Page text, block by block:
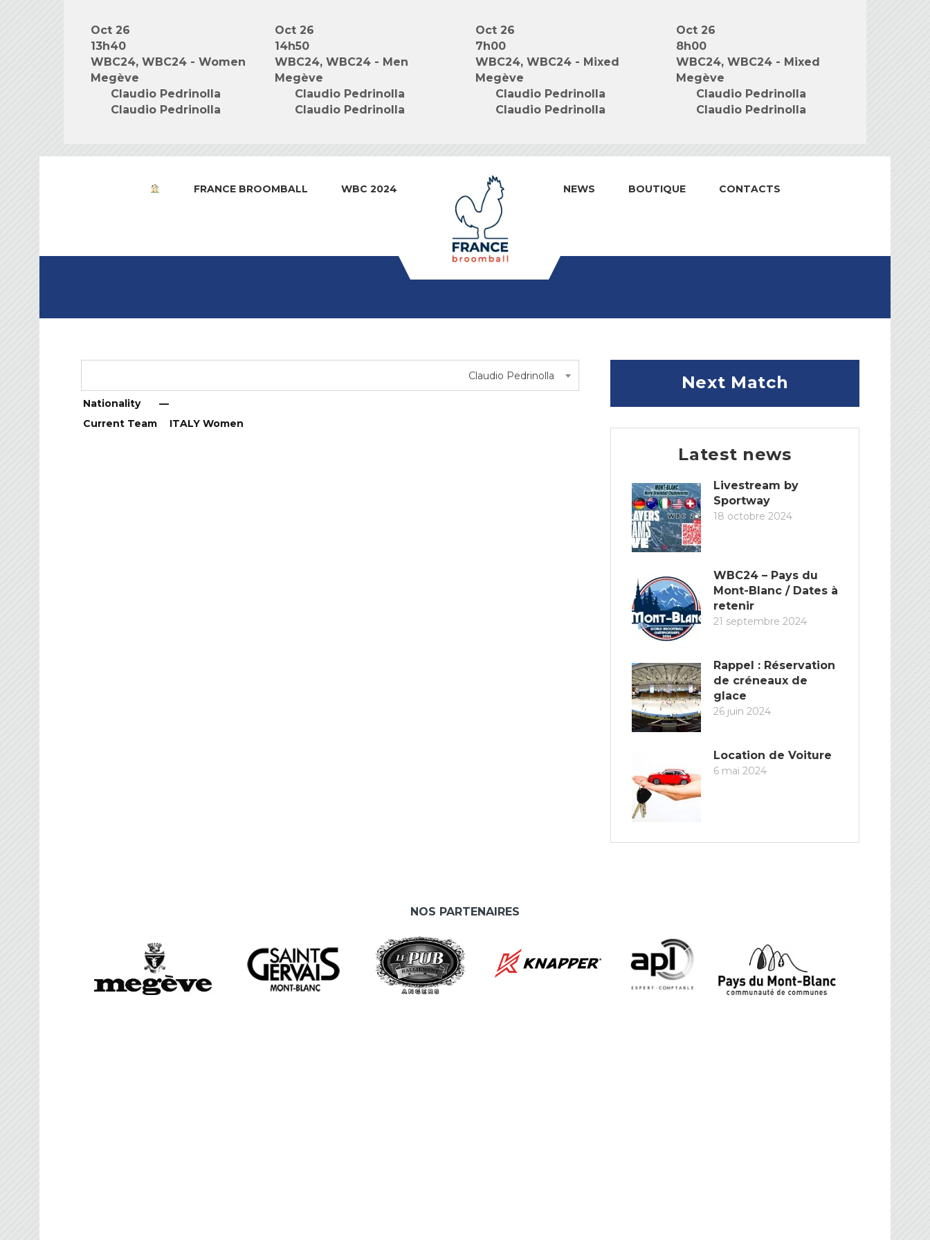
Oct 26
13h40
WBC24, WBC24 - Women
Megève
Claudio Pedrinolla
Claudio Pedrinolla
Oct 26
14h50
WBC24, WBC24 - Men
Megève
Claudio Pedrinolla
Claudio Pedrinolla
Oct 26
7h00
WBC24, WBC24 - Mixed
Megève
Claudio Pedrinolla
Claudio Pedrinolla
Oct 26
8h00
WBC24, WBC24 - Mixed
Megève
Claudio Pedrinolla
Claudio Pedrinolla
FRANCE BROOMBALL WBC 2024 NEWS BOUTIQUE CONTACTS
Claudio Pedrinolla
Nationality
—
Current Team
ITALY Women
Next Match
Latest news
Livestream by
Sportway
18 octobre 2024
WBC24 – Pays du
Mont-Blanc / Dates à
retenir
21 septembre 2024
Rappel : Réservation
de créneaux de
glace
26 juin 2024
Location de Voiture
6 mai 2024
NOS PARTENAIRES